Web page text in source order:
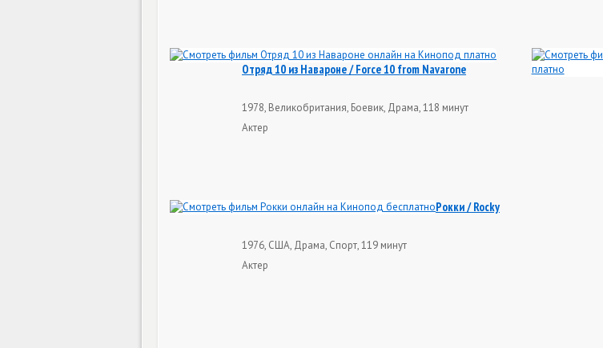
Отряд 10 из Навароне / Force 10 from Navarone
1978, Великобритания, Боевик, Драма, 118 минут
Актер
Рокки / Rocky
1976, США, Драма, Спорт, 119 минут
Актер